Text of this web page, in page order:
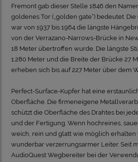
Fremont gab dieser Stelle 1846 den
goldenes Tor („golden gate“) bedeutet.
war von 1937 bis 1964 die längste
von der Verrazano-Narrows-Brücke in
18 Meter übertroffen wurde. Die längste
1.280 Meter und die Breite der Brücke 27
erheben sich bis auf 227 Meter über dem
Perfect-Surface-Kupfer hat eine
Oberfläche. Die firmeneigene
schützt die Oberfläche des Drahtes bei
und der Fertigung. Wenn hochreines,
weich, rein und glatt wie möglich erhalten
wunderbar verzerrungsarmer Leiter. Seit
AudioQuest Wegbereiter bei der